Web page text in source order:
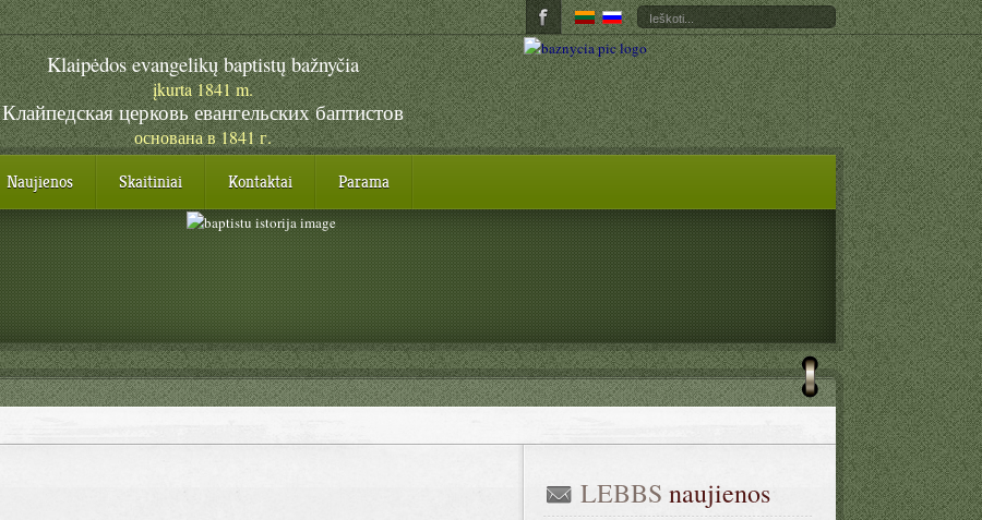
Klaipėdos evangelikų baptistų bažnyčia
įkurta 1841 m.
Клайпедская церковь евангельских баптистов
основана в 1841 г.
Naujienos Skaitiniai Kontaktai Parama
LEBBS naujienos